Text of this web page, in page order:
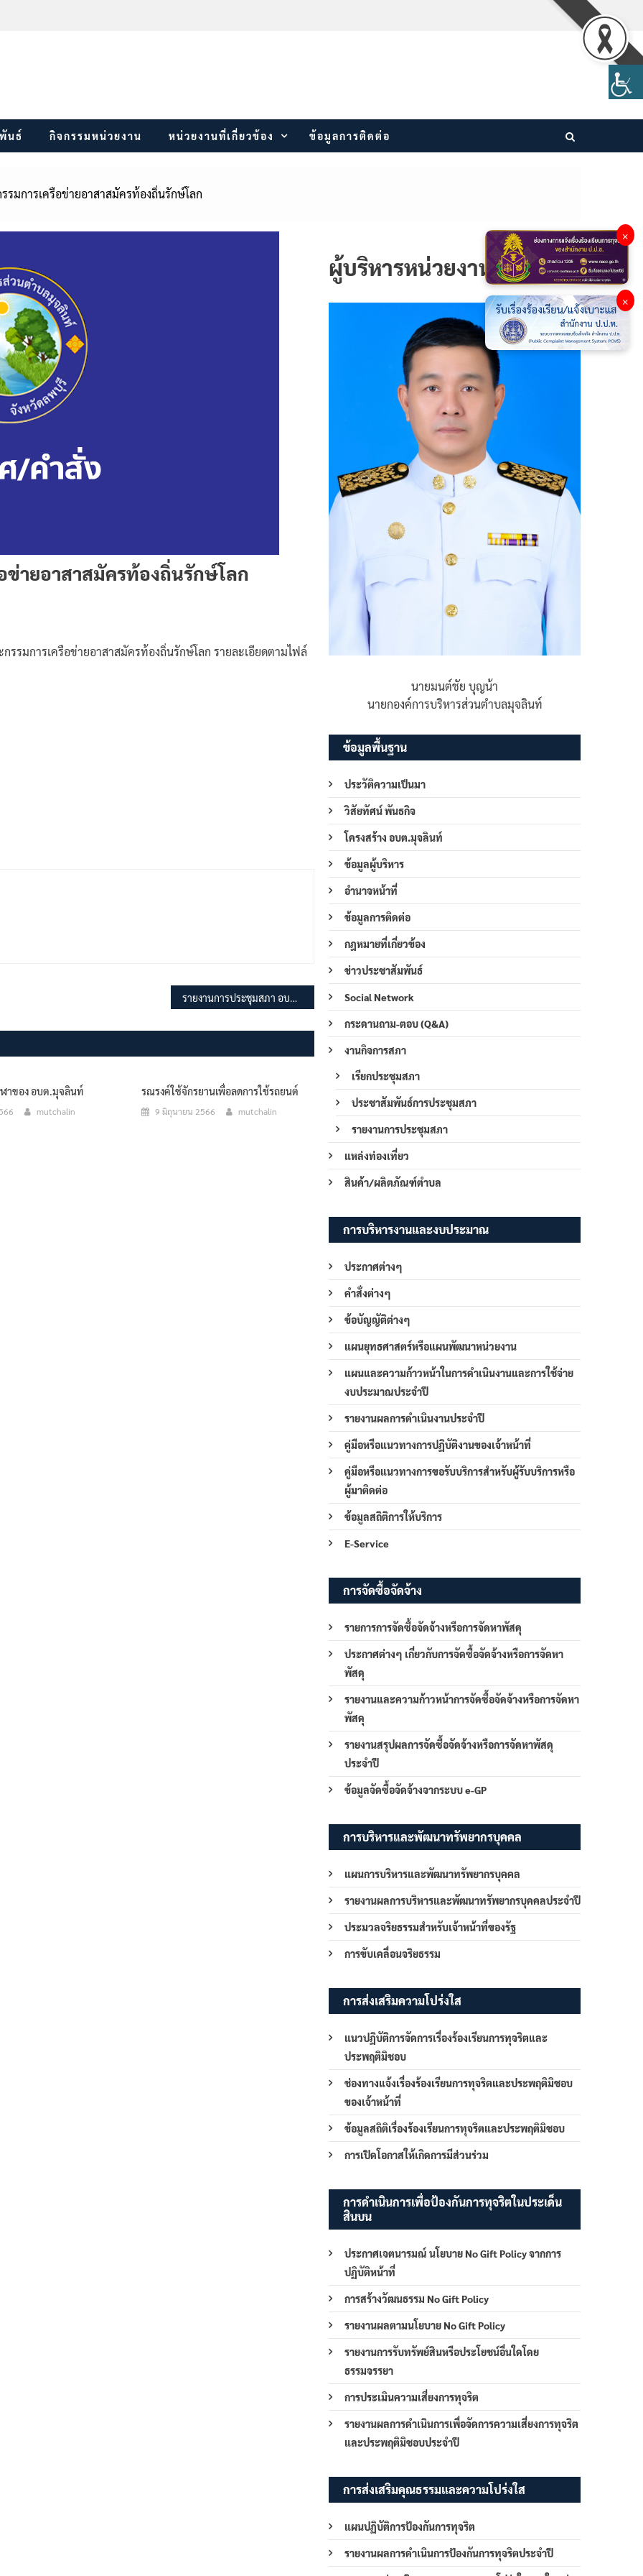
นธ์ กิจกรรมหน่วยงาน หน่วยงานที่เกี่ยวข้อง ข้อมูลการติดต่อ
มการเครือข่ายอาสาสมัครท้องถิ่นรักษ์โลก
ข่ายอาสาสมัครท้องถิ่นรักษ์โลก
รมการเครือข่ายอาสาสมัครท้องถิ่นรักษ์โลก รายละเอียดตามไฟล์
รายงานการประชุมสภา อบต.มุจลินท์ สมัยสามัญ สมัยแรก ครั้งที่ 1 ประจำปี พ.ศ.2569
าของ อบต.มุจลินท์
mutchalin
รณรงค์ใช้จักรยานเพื่อลดการใช้รถยนต์
9 มิถุนายน 2566 mutchalin
ผู้บริหารหน่วยงาน
นายมนต์ชัย บุญน้า
นายกองค์การบริหารส่วนตำบลมุจลินท์
ข้อมูลพื้นฐาน
ประวัติความเป็นมา
วิสัยทัศน์ พันธกิจ
โครงสร้าง อบต.มุจลินท์
ข้อมูลผู้บริหาร
อำนาจหน้าที่
ข้อมูลการติดต่อ
กฎหมายที่เกี่ยวข้อง
ข่าวประชาสัมพันธ์
Social Network
กระดานถาม-ตอบ (Q&A)
งานกิจการสภา
เรียกประชุมสภา
ประชาสัมพันธ์การประชุมสภา
รายงานการประชุมสภา
แหล่งท่องเที่ยว
สินค้า/ผลิตภัณฑ์ตำบล
การบริหารงานและงบประมาณ
ประกาศต่างๆ
คำสั่งต่างๆ
ข้อบัญญัติต่างๆ
แผนยุทธศาสตร์หรือแผนพัฒนาหน่วยงาน
แผนและความก้าวหน้าในการดำเนินงานและการใช้จ่าย
งบประมาณประจำปี
รายงานผลการดำเนินงานประจำปี
คู่มือหรือแนวทางการปฏิบัติงานของเจ้าหน้าที่
คู่มือหรือแนวทางการขอรับบริการสำหรับผู้รับบริการหรือ
ผู้มาติดต่อ
ข้อมูลสถิติการให้บริการ
E-Service
การจัดซื้อจัดจ้าง
รายการการจัดซื้อจัดจ้างหรือการจัดหาพัสดุ
ประกาศต่างๆ เกี่ยวกับการจัดซื้อจัดจ้างหรือการจัดหา
พัสดุ
รายงานและความก้าวหน้าการจัดซื้อจัดจ้างหรือการจัดหา
พัสดุ
รายงานสรุปผลการจัดซื้อจัดจ้างหรือการจัดหาพัสดุ
ประจำปี
ข้อมูลจัดซื้อจัดจ้างจากระบบ e-GP
การบริหารและพัฒนาทรัพยากรบุคคล
แผนการบริหารและพัฒนาทรัพยากรบุคคล
รายงานผลการบริหารและพัฒนาทรัพยากรบุคคลประจำปี
ประมวลจริยธรรมสำหรับเจ้าหน้าที่ของรัฐ
การขับเคลื่อนจริยธรรม
การส่งเสริมความโปร่งใส
แนวปฏิบัติการจัดการเรื่องร้องเรียนการทุจริตและ
ประพฤติมิชอบ
ช่องทางแจ้งเรื่องร้องเรียนการทุจริตและประพฤติมิชอบ
ของเจ้าหน้าที่
ข้อมูลสถิติเรื่องร้องเรียนการทุจริตและประพฤติมิชอบ
การเปิดโอกาสให้เกิดการมีส่วนร่วม
การดำเนินการเพื่อป้องกันการทุจริตในประเด็น
สินบน
ประกาศเจตนารมณ์ นโยบาย No Gift Policy จากการ
ปฏิบัติหน้าที่
การสร้างวัฒนธรรม No Gift Policy
รายงานผลตามนโยบาย No Gift Policy
รายงานการรับทรัพย์สินหรือประโยชน์อื่นใดโดย
ธรรมจรรยา
การประเมินความเสี่ยงการทุจริต
รายงานผลการดำเนินการเพื่อจัดการความเสี่ยงการทุจริต
และประพฤติมิชอบประจำปี
การส่งเสริมคุณธรรมและความโปร่งใส
แผนปฏิบัติการป้องกันการทุจริต
รายงานผลการดำเนินการป้องกันการทุจริตประจำปี
×
×